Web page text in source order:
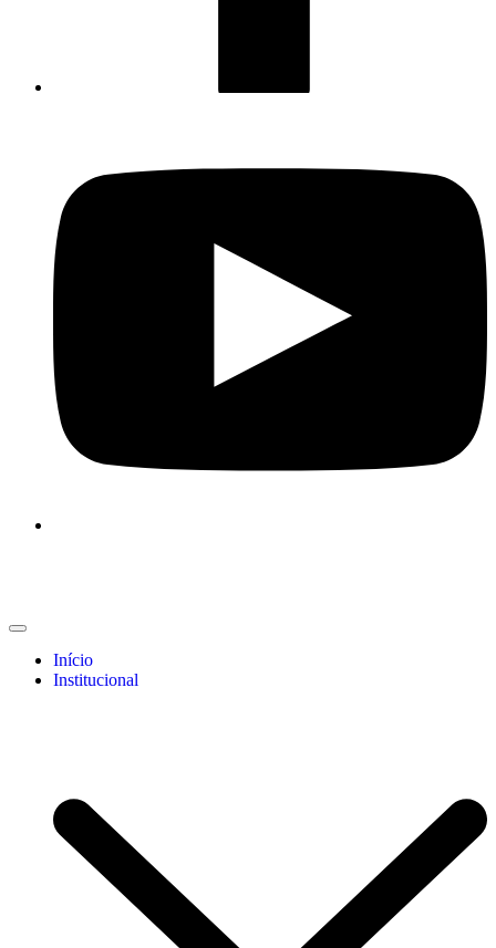
Início
Institucional